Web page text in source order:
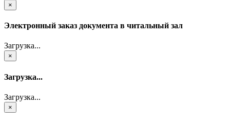
×
Электронный заказ документа в читальный зал
Загрузка...
×
Загрузка...
Загрузка...
×